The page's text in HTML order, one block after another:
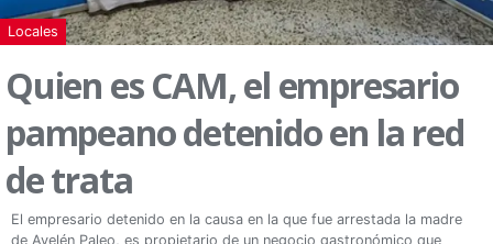
Locales
Quien es CAM, el empresario
pampeano detenido en la red
de trata
El empresario detenido en la causa en la que fue arrestada la madre
de Ayelén Paleo, es propietario de un negocio gastronómico que